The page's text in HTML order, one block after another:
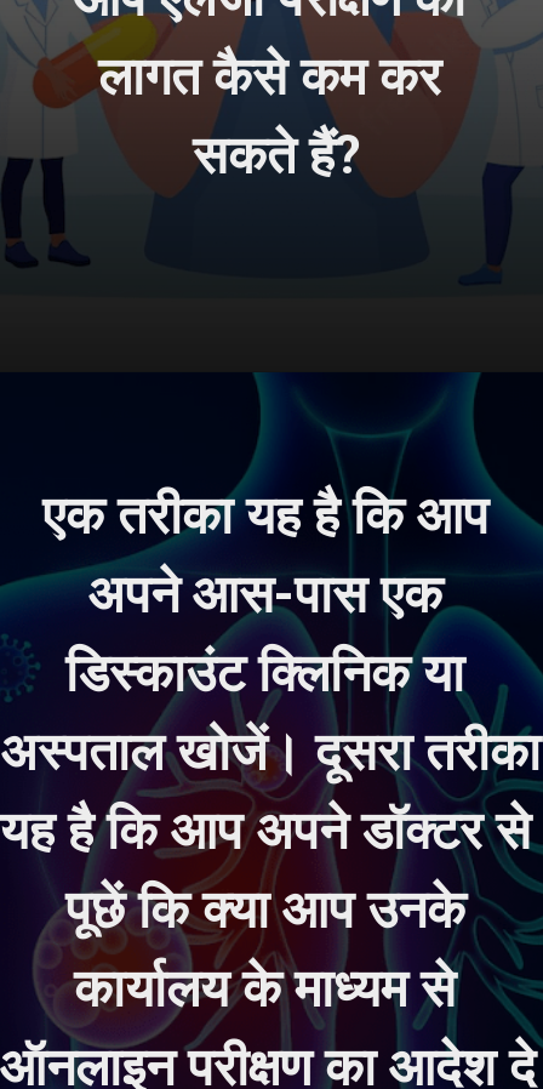
लागत कैसे कम कर
सकते हैं?
एक तरीका यह है कि आप
अपने आस-पास एक
डिस्काउंट क्लिनिक या
अस्पताल खोजें। दूसरा तरीका
यह है कि आप अपने डॉक्टर से
पूछें कि क्या आप उनके
कार्यालय के माध्यम से
ऑनलाइन परीक्षण का आदेश दे